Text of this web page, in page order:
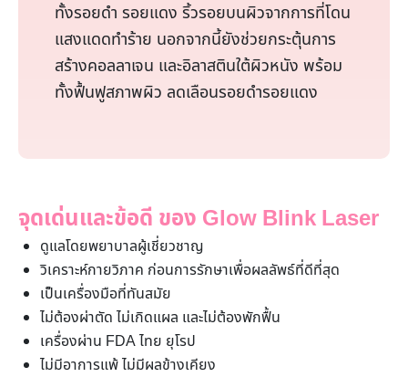
ทั้งรอยดำ รอยแดง ริ้วรอยบนผิวจากการที่โดน
แสงแดดทำร้าย นอกจากนี้ยังช่วยกระตุ้นการ
สร้างคอลลาเจน และอิลาสตินใต้ผิวหนัง พร้อม
ทั้งฟื้นฟูสภาพผิว ลดเลือนรอยดำรอยแดง
จุดเด่นและข้อดี ของ Glow Blink Laser
ดูแลโดยพยาบาลผู้เชี่ยวชาญ
วิเคราะห์กายวิภาค ก่อนการรักษาเพื่อผลลัพธ์ที่ดีที่สุด
เป็นเครื่องมือที่ทันสมัย
ไม่ต้องผ่าตัด ไม่เกิดแผล และไม่ต้องพักฟื้น
เครื่องผ่าน FDA ไทย ยุโรป
ไม่มีอาการแพ้ ไม่มีผลข้างเคียง